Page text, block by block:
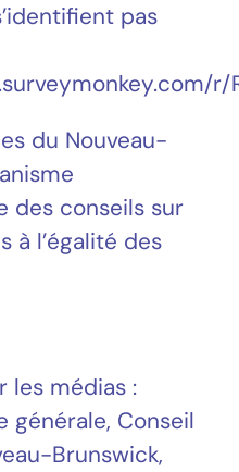
pas
r/
du Nouveau-
des conseils sur
à l’égalité des
les médias :
générale, Conseil
Brunswick,